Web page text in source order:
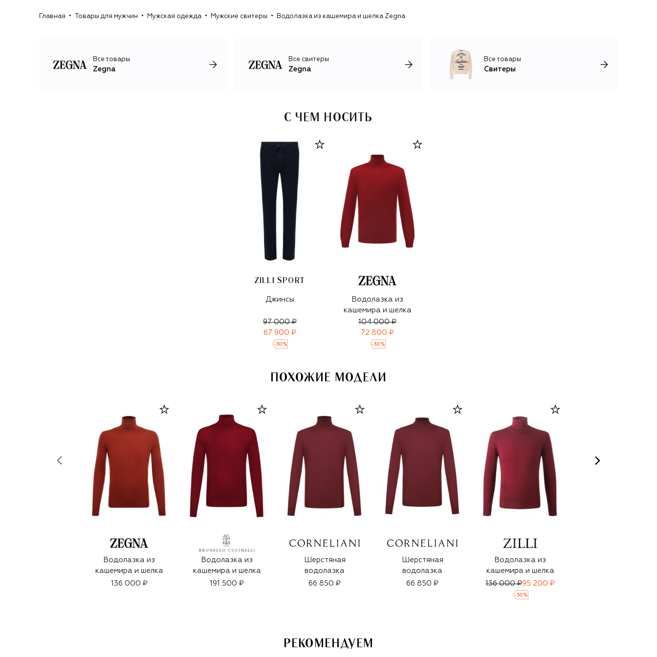
Под его руководством в 2021-м компания провела
заповедник Oasi Zegna.
Главная Товары для мужчин Мужская одежда Мужские свитеры Водолазка из кашемира и шелка Zegna
Все товары
Zegna
Все свитеры
Zegna
Все товары
Свитеры
С ЧЕМ НОСИТЬ
ZILLI SPORT
Джинсы
97 000 ₽
67 900 ₽
-30 %
Водолазка из
кашемира и шелка
104 000 ₽
72 800 ₽
-30 %
ПОХОЖИЕ МОДЕЛИ
Водолазка из
кашемира и шелка
136 000 ₽
Водолазка из
кашемира и шелка
191 500 ₽
Шерстяная
водолазка
66 850 ₽
Шерстяная
водолазка
66 850 ₽
Водолазка из
кашемира и шелка
136 000 ₽95 200 ₽
-30 %
РЕКОМЕНДУЕМ